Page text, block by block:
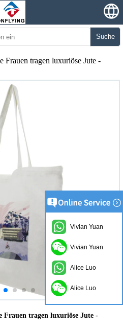
Suche
Frauen tragen luxuriöse Jute -
Frauen tragen luxuriöse Jute -
Vivian Yuan
Vivian Yuan
Alice Luo
Alice Luo